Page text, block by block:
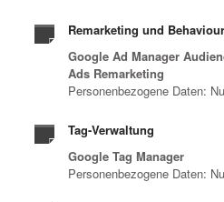
Remarketing und
Google Ad Manager
Ads Remarketing
Personenbezogene Daten:
Tag-Verwaltung
Google Tag Manager
Personenbezogene Daten: